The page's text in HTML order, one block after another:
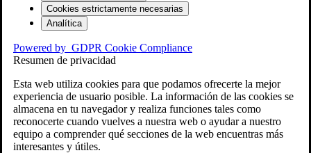
Cookies estrictamente necesarias
Analítica
Powered by GDPR Cookie Compliance
Resumen de privacidad
Esta web utiliza cookies para que podamos ofrecerte la mejor
experiencia de usuario posible. La información de las cookies se
almacena en tu navegador y realiza funciones tales como
reconocerte cuando vuelves a nuestra web o ayudar a nuestro
equipo a comprender qué secciones de la web encuentras más
interesantes y útiles.